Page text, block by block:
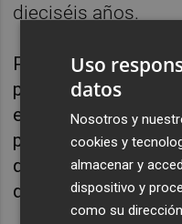
dieciséis años.
Para los
preocupaciones en
estructura
proyecto es
que el presupuesto
desajustado".
Uso
datos
Nosotros y
cookies y
almacenar y
dispositivo y
como su